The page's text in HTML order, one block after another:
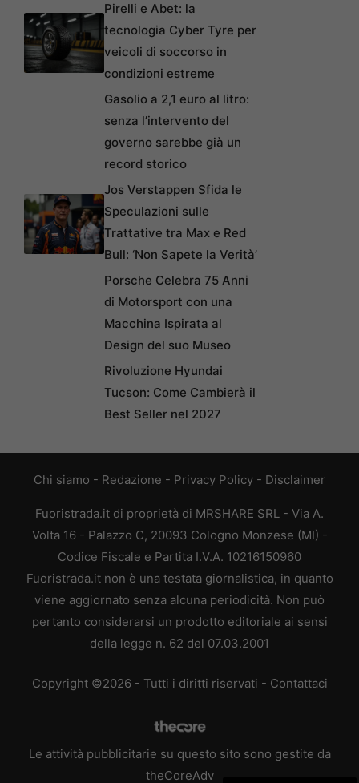
Pirelli e Abet: la
tecnologia Cyber Tyre per
veicoli di soccorso in
condizioni estreme
Gasolio a 2,1 euro al litro:
senza l’intervento del
governo sarebbe già un
record storico
Jos Verstappen Sfida le
Speculazioni sulle
Trattative tra Max e Red
Bull: ‘Non Sapete la Verità’
Porsche Celebra 75 Anni
di Motorsport con una
Macchina Ispirata al
Design del suo Museo
Rivoluzione Hyundai
Tucson: Come Cambierà il
Best Seller nel 2027
Chi siamo - Redazione - Privacy Policy - Disclaimer
Fuoristrada.it di proprietà di MRSHARE SRL - Via A.
Volta 16 - Palazzo C, 20093 Cologno Monzese (MI) -
Codice Fiscale e Partita I.V.A. 10216150960
Fuoristrada.it non è una testata giornalistica, in quanto
viene aggiornato senza alcuna periodicità. Non può
pertanto considerarsi un prodotto editoriale ai sensi
della legge n. 62 del 07.03.2001
Copyright ©2026 - Tutti i diritti riservati - Contattaci
Le attività pubblicitarie su questo sito sono gestite da
theCoreAdv